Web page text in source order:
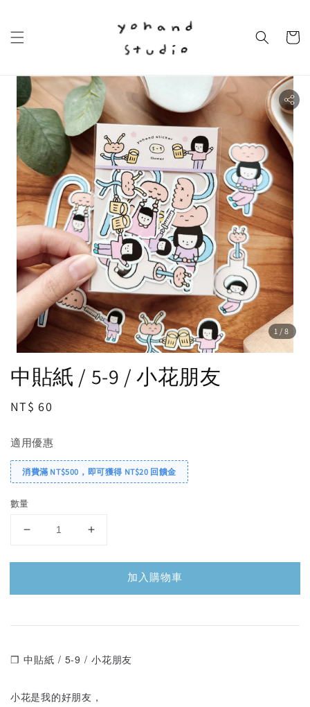
1 /8
中貼紙 / 5-9 / 小花朋友
Regular
NT$ 60
適用優惠
消費滿 NT$500，即可獲得 NT$20 回饋金
數量
加入購物車
❒ 中貼紙 / 5-9 / 小花朋友
小花是我的好朋友，